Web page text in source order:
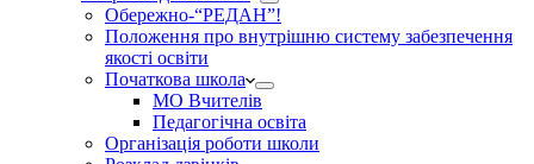
Обережно-“РЕДАН”!
Положення про внутрішню систему забезпечення
якості освіти
Початкова школа
МО Вчителів
Педагогічна освіта
Організація роботи школи